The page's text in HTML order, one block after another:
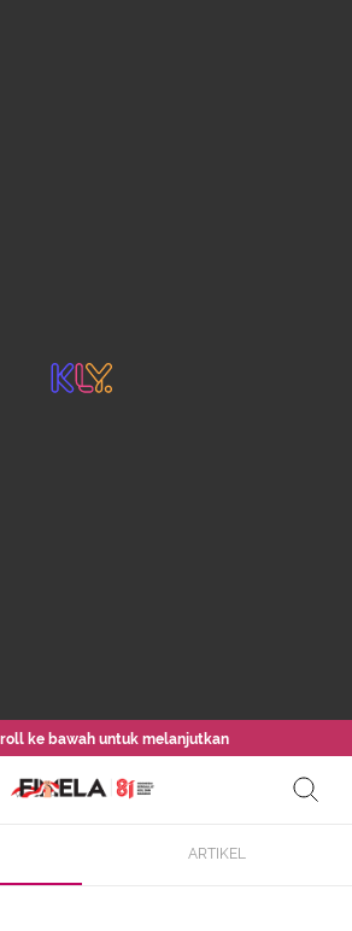
ke bawah untuk melanjutkan
ARTIKEL